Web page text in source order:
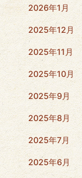
2026年1月
2025年12月
2025年11月
2025年10月
2025年9月
2025年8月
2025年7月
2025年6月